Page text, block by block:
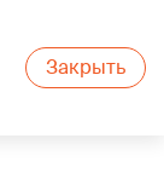
Закрыть